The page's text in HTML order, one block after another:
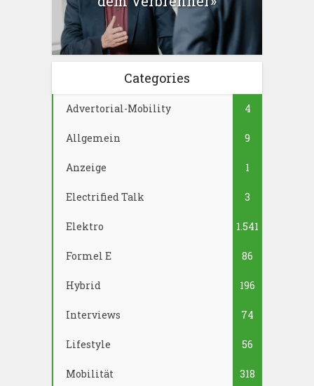
Categories
Advertorial-Mobility 4
Allgemein 9
Anzeige 1
Electrified Talk 3
Elektro 1.541
Formel E 86
Hybrid 196
Interviews 74
Lifestyle 56
Mobilität 318